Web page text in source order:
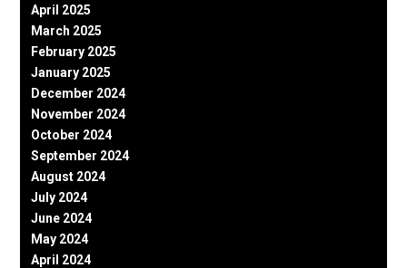
April 2025
March 2025
February 2025
January 2025
December 2024
November 2024
October 2024
September 2024
August 2024
July 2024
June 2024
May 2024
April 2024